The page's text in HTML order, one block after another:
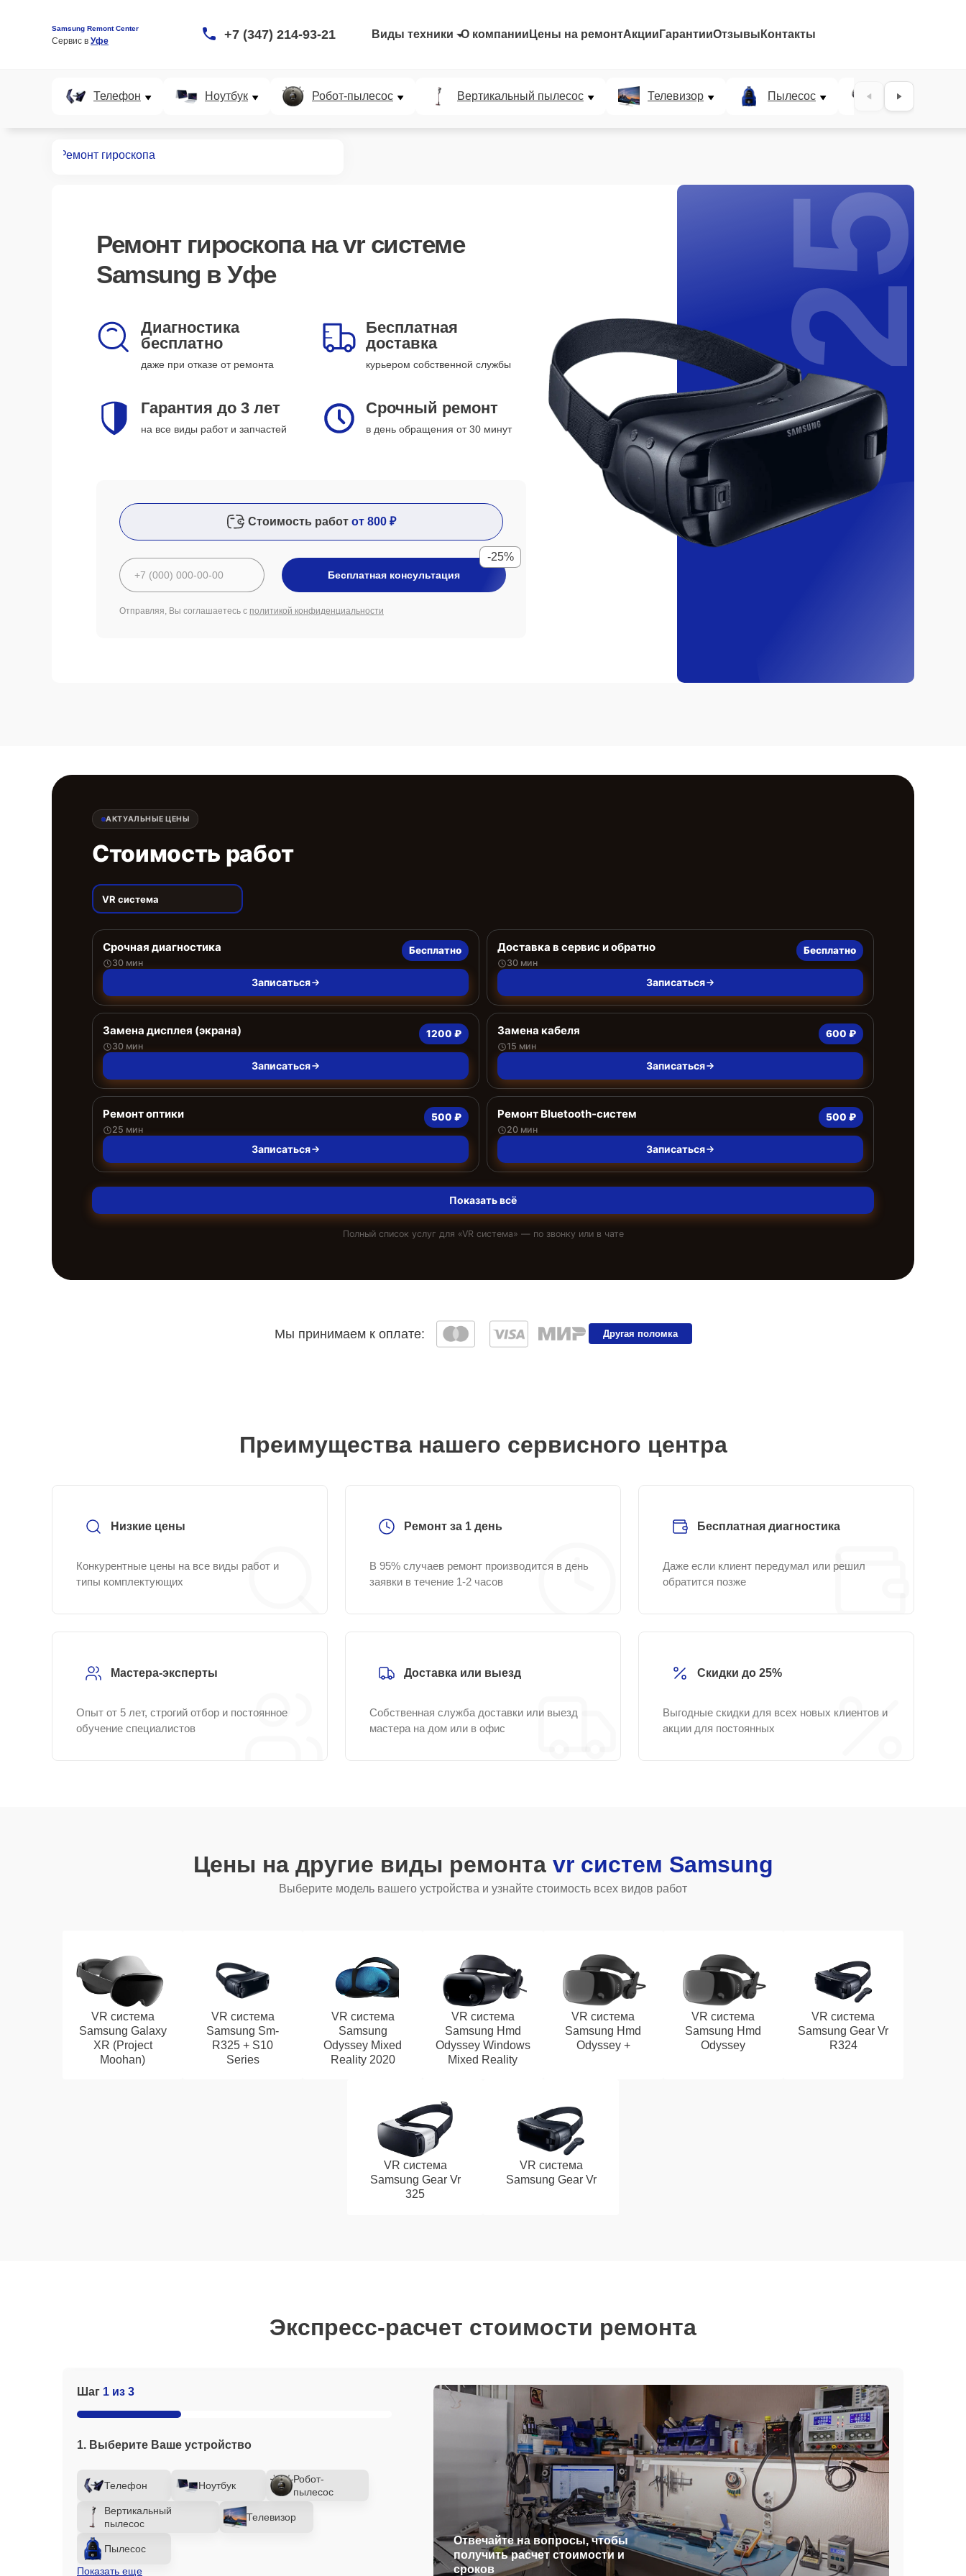
Samsung Remont Center
Сервис в Уфе +7 (347) 214-93-21 Виды техники О компании Цены на ремонтАкции ГарантииОтзывы Контакты
Телефон Ноутбук Робот-пылесос Вертикальный пылесос Телевизор Пылесос Проектор
Ремонт гироскопа
Ремонт гироскопана vr системе
Samsung в Уфе
Диагностика
бесплатно
даже при отказе от ремонта
Бесплатная
доставка
курьером собственной службы
Гарантия до 3 лет
на все виды работ и запчастей
Срочный ремонт
в день обращения от 30 минут
Стоимость работ от 800 ₽
Бесплатная консультация
-25%
Отправляя, Вы соглашаетесь с политикой конфиденциальности
25%
АКТУАЛЬНЫЕ ЦЕНЫ
Стоимость работ
VR система
Срочная диагностика
30 мин
Бесплатно
Записаться
Доставка в сервис и обратно
30 мин
Бесплатно
Записаться
Замена дисплея (экрана)
30 мин
1200 ₽
Записаться
Замена кабеля
15 мин
600 ₽
Записаться
Ремонт оптики
25 мин
500 ₽
Записаться
Ремонт Bluetooth-систем
20 мин
500 ₽
Записаться
Показать всё
Полный список услуг для «VR система» — по звонку или в чате
Мы принимаем к оплате: Другая поломка
Преимущества нашего сервисного центра
Низкие цены
Конкурентные цены на все виды работ и
типы комплектующих
Ремонт за 1 день
В 95% случаев ремонт производится в день
заявки в течение 1-2 часов
Бесплатная диагностика
Даже если клиент передумал или решил
обратится позже
Мастера-эксперты
Опыт от 5 лет, строгий отбор и постоянное
обучение специалистов
Доставка или выезд
Собственная служба доставки или выезд
мастера на дом или в офис
Скидки до 25%
Выгодные скидки для всех новых клиентов и
акции для постоянных
Цены на другие виды ремонта vr систем Samsung
Выберите модель вашего устройства и узнайте стоимость всех видов работ
VR система
Samsung Galaxy
XR (Project
Moohan)
VR система
Samsung Sm-
R325 + S10
Series
VR система
Samsung
Odyssey Mixed
Reality 2020
VR система
Samsung Hmd
Odyssey Windows
Mixed Reality
VR система
Samsung Hmd
Odyssey +
VR система
Samsung Hmd
Odyssey
VR система
Samsung Gear Vr
R324
VR система
Samsung Gear Vr
325
VR система
Samsung Gear Vr
Экспресс-расчет стоимости ремонта
Шаг 1 из 3
1. Выберите Ваше устройство
Телефон Ноутбук
Робот-
пылесос
Вертикальный
пылесос
Телевизор
Пылесос
Показать еще
Отвечайте на вопросы, чтобы
получить расчет стоимости и
сроков